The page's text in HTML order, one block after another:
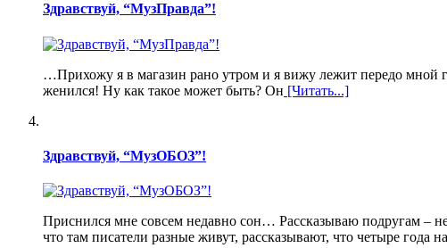
Здравствуй, “МузПравда”!
…Прихожу я в магазин рано утром и я вижу лежит передо мной
женился! Ну как такое может быть? Он [Читать...]
Здравствуй, “МузОБОЗ”!
Приснился мне совсем недавно сон… Рассказываю подругам –
что там писатели разные живут, рассказывают, что четыре года